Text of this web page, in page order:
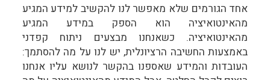
אחד הגורמים שלא מאפשר לנו להקשיב למידע המגיע
מהאינטואיציה הוא הספק במידע המגיע
מהאינטואיציה. כשאנחנו מבצעים ניתוח קפדני
באמצעות החשיבה הרציונלית, יש לנו על מה להסתמך:
העובדות והמידע שאספנו בהקשר לנושא עליו אנחנו